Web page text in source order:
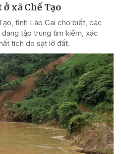
xã Chế Tạo
tỉnh Lào Cai cho biết, các
tập trung tìm kiếm, xác
tích do sạt lở đất.